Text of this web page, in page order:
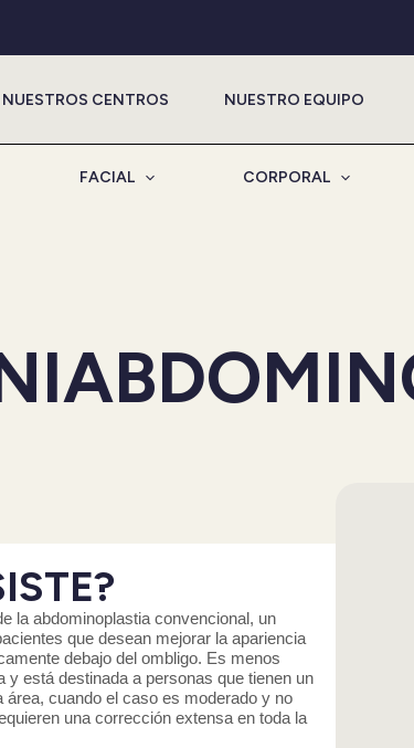
NUESTROS CENTROS NUESTRO EQUIPO
FACIAL CORPORAL
la abdominoplastia convencional, un
que desean mejorar la apariencia
debajo del ombligo. Es menos
está destinada a personas que tienen un
cuando el caso es moderado y no
una corrección extensa en toda la